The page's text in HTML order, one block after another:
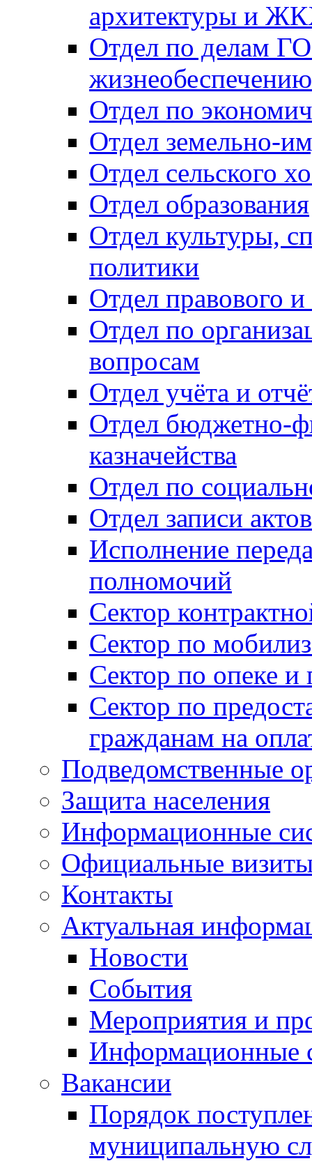
архитектуры и
Отдел по делам
Отдел по
Отдел земельно-
Отдел сельского
Отдел образования
Отдел культуры,
политики
Отдел правового
Отдел по
вопросам
Отдел учёта и
Отдел бюджетно-
казначейства
Отдел по
Отдел записи
Исполнение
полномочий
Сектор
Сектор по
Сектор по опеке и
Сектор по
гражданам на
Подведомственные
Защита населения
Информационные
Официальные
Контакты
Актуальная
Новости
События
Мероприятия и
Информационные
Вакансии
Порядок
муниципальную